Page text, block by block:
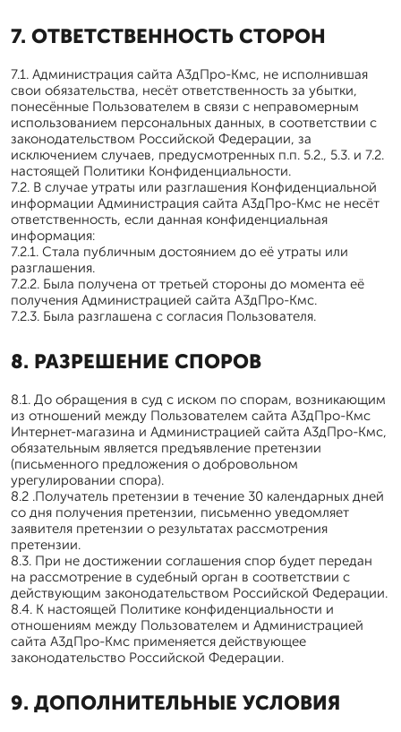
7. ОТВЕТСТВЕННОСТЬ СТОРОН
7.1. Администрация сайта А3дПро-Кмс, не исполнившая
свои обязательства, несёт ответственность за убытки,
понесённые Пользователем в связи с неправомерным
использованием персональных данных, в соответствии с
законодательством Российской Федерации, за
исключением случаев, предусмотренных п.п. 5.2., 5.3. и 7.2.
настоящей Политики Конфиденциальности.
7.2. В случае утраты или разглашения Конфиденциальной
информации Администрация сайта А3дПро-Кмс не несёт
ответственность, если данная конфиденциальная
информация:
7.2.1. Стала публичным достоянием до её утраты или
разглашения.
7.2.2. Была получена от третьей стороны до момента её
получения Администрацией сайта А3дПро-Кмс.
7.2.3. Была разглашена с согласия Пользователя.
8. РАЗРЕШЕНИЕ СПОРОВ
8.1. До обращения в суд с иском по спорам, возникающим
из отношений между Пользователем сайта А3дПро-Кмс
Интернет-магазина и Администрацией сайта А3дПро-Кмс,
обязательным является предъявление претензии
(письменного предложения о добровольном
урегулировании спора).
8.2 .Получатель претензии в течение 30 календарных дней
со дня получения претензии, письменно уведомляет
заявителя претензии о результатах рассмотрения
претензии.
8.3. При не достижении соглашения спор будет передан
на рассмотрение в судебный орган в соответствии с
действующим законодательством Российской Федерации.
8.4. К настоящей Политике конфиденциальности и
отношениям между Пользователем и Администрацией
сайта А3дПро-Кмс применяется действующее
законодательство Российской Федерации.
9. ДОПОЛНИТЕЛЬНЫЕ УСЛОВИЯ